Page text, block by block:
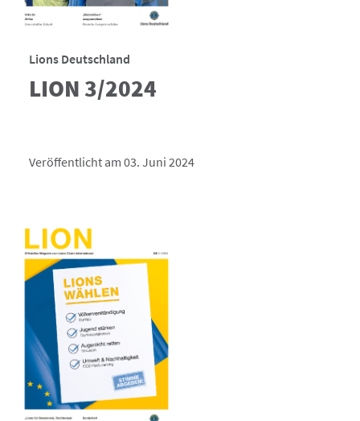
Lions Deutschland
LION 3/2024
Veröffentlicht am 03. Juni 2024